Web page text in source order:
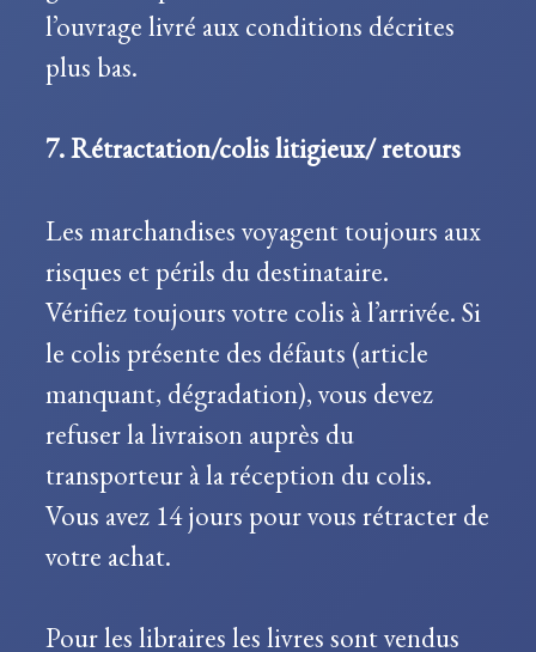
l’ouvrage livré aux conditions décrites
plus bas.
7. Rétractation/colis litigieux/ retours
Les marchandises voyagent toujours aux
risques et périls du destinataire.
Vérifiez toujours votre colis à l’arrivée. Si
le colis présente des défauts (article
manquant, dégradation), vous devez
refuser la livraison auprès du
transporteur à la réception du colis.
Vous avez 14 jours pour vous rétracter de
votre achat.
Pour les libraires les livres sont vendus